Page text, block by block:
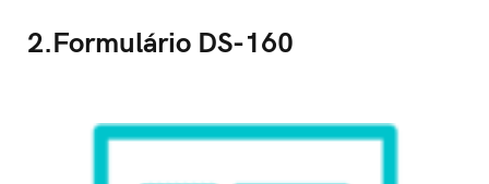
2.Formulário DS-160